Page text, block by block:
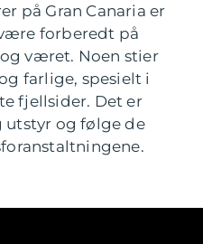
på Gran Canaria er
forberedt på
været. Noen stier
farlige, spesielt i
fjellsider. Det er
og følge de